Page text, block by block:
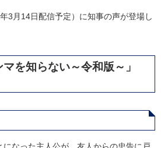
月14日配信予定）に知事の声が登場し
マを知らない～令和版～」